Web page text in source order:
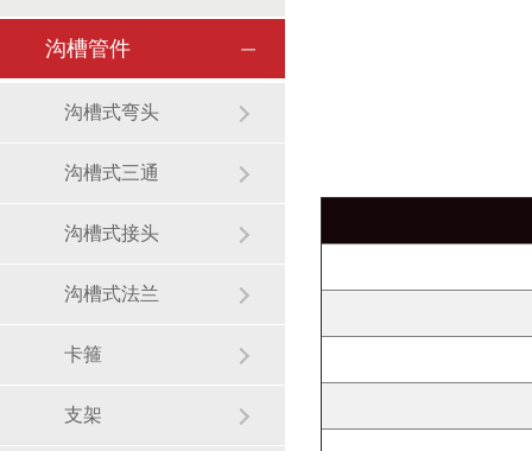
沟槽管件
沟槽式弯头
沟槽式三通
沟槽式接头
沟槽式法兰
卡箍
支架